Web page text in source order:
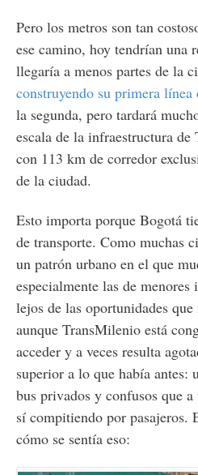
Pero los metros son tan
ese camino, hoy tendrían una
llegaría a menos partes de la
construyendo su primera línea
la segunda, pero tardará
escala de la infraestructura
con 113 km de corredor
de la ciudad.
Esto importa porque Bogotá
de transporte. Como muchas
un patrón urbano en el que
especialmente las de
lejos de las oportunidades
aunque TransMilenio está
acceder y a veces resulta
superior a lo que había antes:
bus privados y confusos que a
sí compitiendo por pasajeros.
cómo se sentía eso: